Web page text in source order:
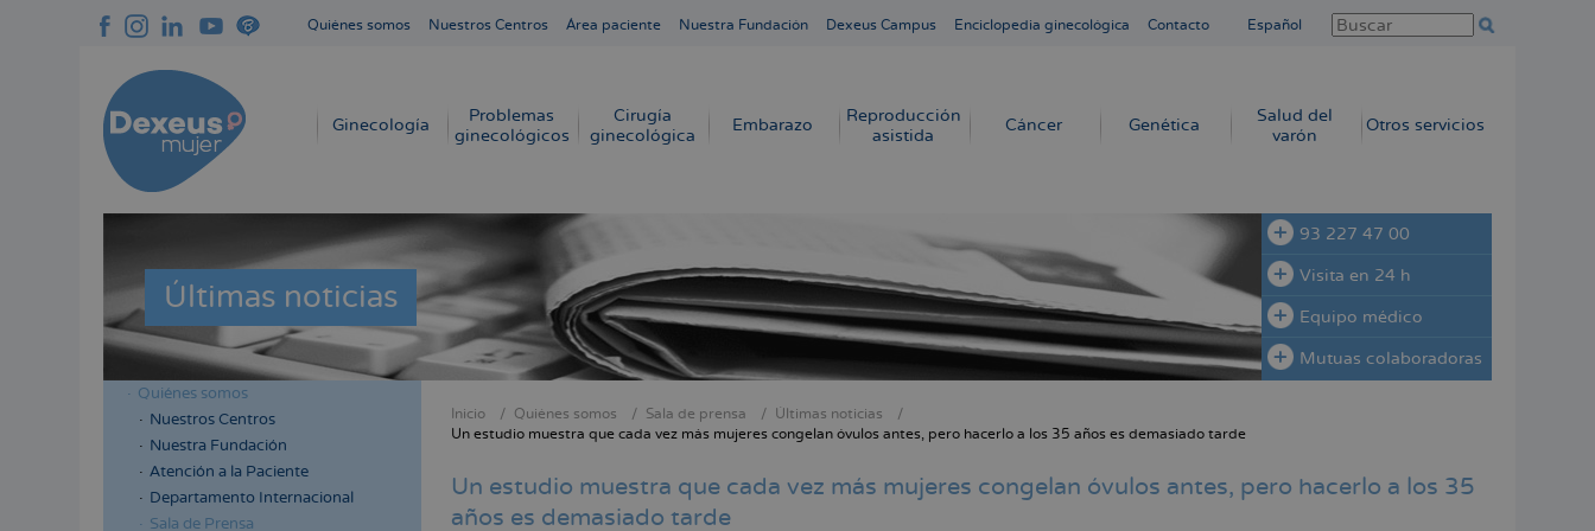
Quiénes somos Nuestros Centros Área paciente Nuestra Fundación Dexeus Campus Enciclopedia ginecológica Contacto Español
Navegación
Ginecología
Problemas
ginecológicos
Cirugía
ginecológica
Embarazo
Reproducción
asistida
Cáncer Genética
Salud del
varón
Otros servicios
Últimas noticias
93 227 47 00
Visita en 24 h
Equipo médico
Mutuas colaboradoras
Menú
lateral
cabecera
Quiénes somos
Nuestros Centros
Nuestra Fundación
Atención a la Paciente
Departamento Internacional
Sala de Prensa
Sobrescribir
de
ayuda
Inicio Quiénes somos Sala de prensa
Últimas noticias
Un estudio muestra que cada vez más mujeres congelan óvulos antes, pero hacerlo a los 35 años es demasiado tarde
Un estudio muestra que cada vez más mujeres congelan óvulos antes, pero hacerlo a los 35
años es demasiado tarde